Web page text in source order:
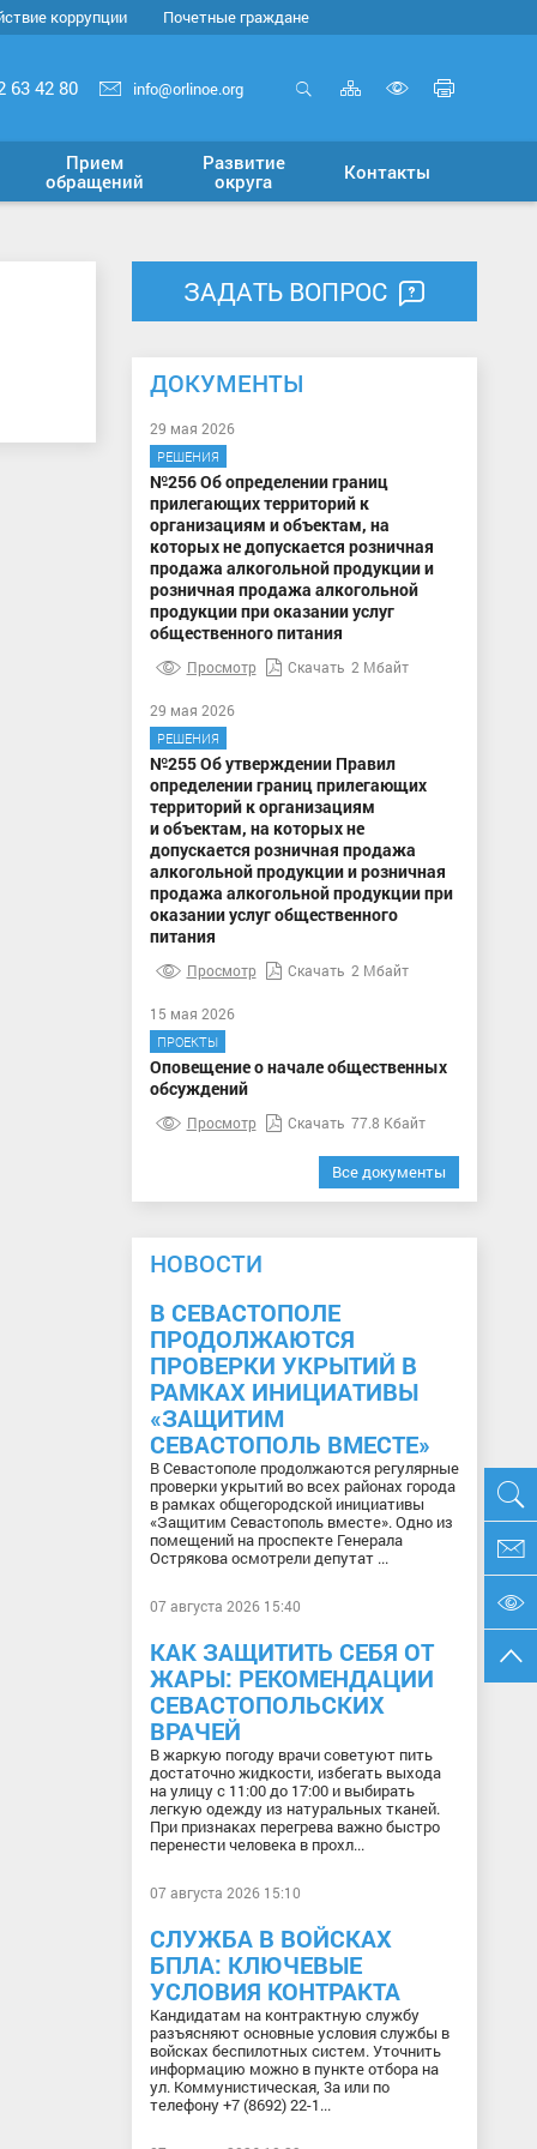
коррупции Почетные граждане
63 42 80 info@orlinoe.org Карта
сайта
версию
для
Прием
обращений
Развитие
округа
Контакты
ЗАДАТЬ ВОПРОС
ДОКУМЕНТЫ
29 мая 2026
РЕШЕНИЯ
№256 Об определении границ
прилегающих территорий к
организациям и объектам, на
которых не допускается розничная
продажа алкогольной продукции и
розничная продажа алкогольной
продукции при оказании услуг
общественного питания
Просмотр Скачать 2 Мбайт
29 мая 2026
РЕШЕНИЯ
№255 Об утверждении Правил
определении границ прилегающих
территорий к организациям
и объектам, на которых не
допускается розничная продажа
алкогольной продукции и розничная
продажа алкогольной продукции при
оказании услуг общественного
питания
Просмотр Скачать 2 Мбайт
15 мая 2026
ПРОЕКТЫ
Оповещение о начале общественных
обсуждений
Просмотр Скачать 77.8 Кбайт
Все документы
НОВОСТИ
В СЕВАСТОПОЛЕ
ПРОДОЛЖАЮТСЯ
ПРОВЕРКИ УКРЫТИЙ В
РАМКАХ ИНИЦИАТИВЫ
«ЗАЩИТИМ
СЕВАСТОПОЛЬ ВМЕСТЕ»
В Севастополе продолжаются регулярные
проверки укрытий во всех районах города
в рамках общегородской инициативы
«Защитим Севастополь вместе». Одно из
помещений на проспекте Генерала
Острякова осмотрели депутат ...
07 августа 2026 15:40
КАК ЗАЩИТИТЬ СЕБЯ ОТ
ЖАРЫ: РЕКОМЕНДАЦИИ
СЕВАСТОПОЛЬСКИХ
ВРАЧЕЙ
В жаркую погоду врачи советуют пить
достаточно жидкости, избегать выхода
на улицу с 11:00 до 17:00 и выбирать
легкую одежду из натуральных тканей.
При признаках перегрева важно быстро
перенести человека в прохл...
07 августа 2026 15:10
СЛУЖБА В ВОЙСКАХ
БПЛА: КЛЮЧЕВЫЕ
УСЛОВИЯ КОНТРАКТА
Кандидатам на контрактную службу
разъясняют основные условия службы в
войсках беспилотных систем. Уточнить
информацию можно в пункте отбора на
ул. Коммунистическая, 3а или по
телефону +7 (8692) 22-1...